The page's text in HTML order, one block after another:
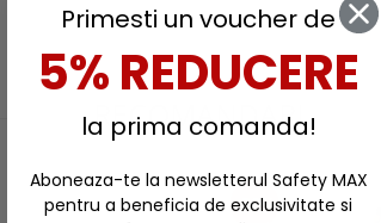
RECOMANDARI
-30%
Primesti un voucher de
5% REDUCERE
la prima comanda!
Aboneaza-te la newsletterul Safety MAX
pentru a beneficia de exclusivitate si